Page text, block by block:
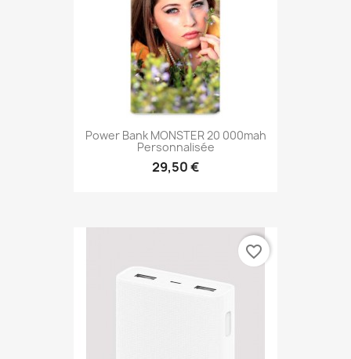
Power Bank MONSTER 20 000mah
Personnalisée
29,50 €
favorite_border